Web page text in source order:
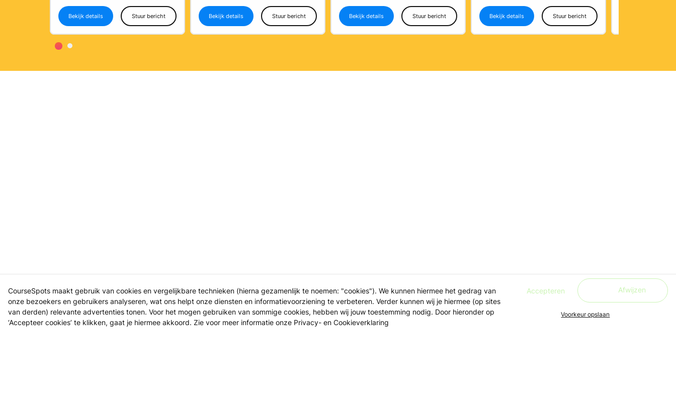
CourseSpots maakt gebruik van cookies en vergelijkbare technieken (hierna gezamenlijk te noemen: "cookies"). We kunnen hiermee het gedrag van
onze bezoekers en gebruikers analyseren, wat ons helpt onze diensten en informatievoorziening te verbeteren. Verder kunnen wij je hiermee (op sites
van derden) relevante advertenties tonen. Voor het mogen gebruiken van sommige cookies, hebben wij jouw toestemming nodig. Door hieronder op
‘Accepteer cookies’ te klikken, gaat je hiermee akkoord. Zie voor meer informatie onze Privacy- en Cookieverklaring
Accepteren Afwijzen
Voorkeur opslaan
Bekijk details Stuur bericht Bekijk details Stuur bericht Bekijk details Stuur bericht Bekijk details Stuur bericht